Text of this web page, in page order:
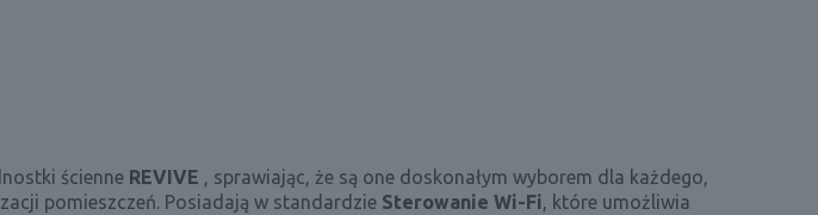
ścienne REVIVE , sprawiając, że są one doskonałym wyborem dla każdego,
pomieszczeń. Posiadają w standardzie Sterowanie Wi-Fi, które umożliwia